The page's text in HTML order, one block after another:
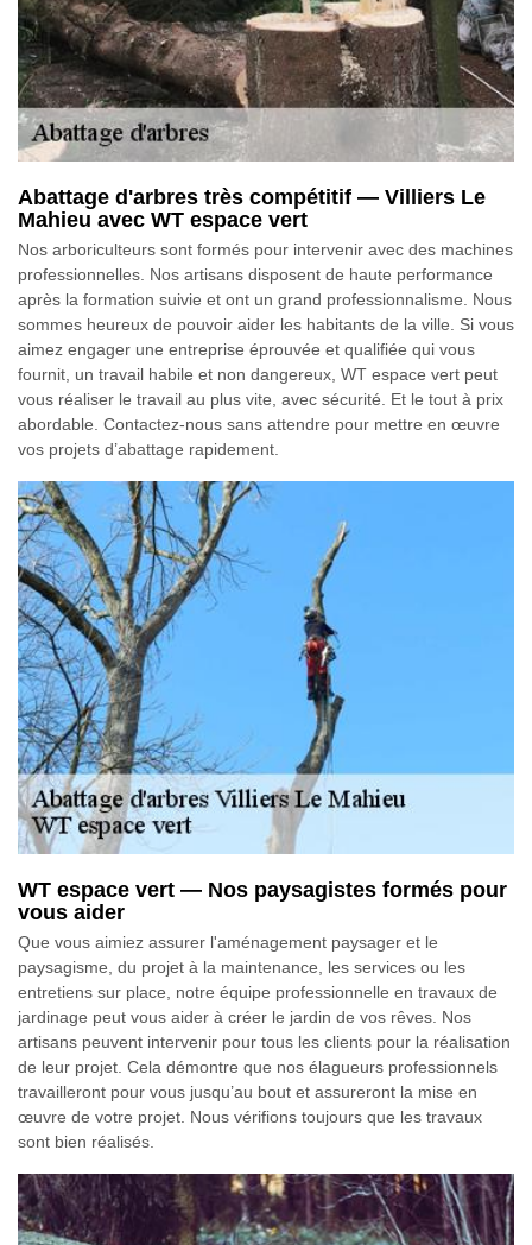
Abattage d'arbres très compétitif — Villiers Le
Mahieu avec WT espace vert
Nos arboriculteurs sont formés pour intervenir avec des machines
professionnelles. Nos artisans disposent de haute performance
après la formation suivie et ont un grand professionnalisme. Nous
sommes heureux de pouvoir aider les habitants de la ville. Si vous
aimez engager une entreprise éprouvée et qualifiée qui vous
fournit, un travail habile et non dangereux, WT espace vert peut
vous réaliser le travail au plus vite, avec sécurité. Et le tout à prix
abordable. Contactez-nous sans attendre pour mettre en œuvre
vos projets d’abattage rapidement.
WT espace vert — Nos paysagistes formés pour
vous aider
Que vous aimiez assurer l'aménagement paysager et le
paysagisme, du projet à la maintenance, les services ou les
entretiens sur place, notre équipe professionnelle en travaux de
jardinage peut vous aider à créer le jardin de vos rêves. Nos
artisans peuvent intervenir pour tous les clients pour la réalisation
de leur projet. Cela démontre que nos élagueurs professionnels
travailleront pour vous jusqu’au bout et assureront la mise en
œuvre de votre projet. Nous vérifions toujours que les travaux
sont bien réalisés.